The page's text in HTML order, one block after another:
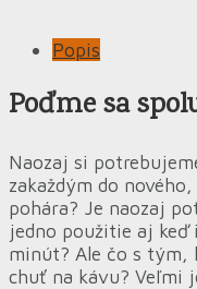
Popis
Poďme sa
Naozaj si
zakaždým do
pohára? Je naozaj
jedno použitie aj keď
minút? Ale čo s tým,
chuť na kávu? Veľmi